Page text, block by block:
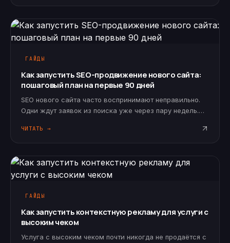
ГАЙДЫ
Как запустить SEO-продвижение нового сайта:
пошаговый план на первые 90 дней
SEO нового сайта часто воспринимают неправильно.
Одни ждут заявок из поиска уже через пару недель.
будет полностью готов. Оба подхода рискованны.
ЧИТАТЬ →
ГАЙДЫ
Как запустить контекстную рекламу для услуги с
высоким чеком
Услуга с высоким чеком почти никогда не продаётся с